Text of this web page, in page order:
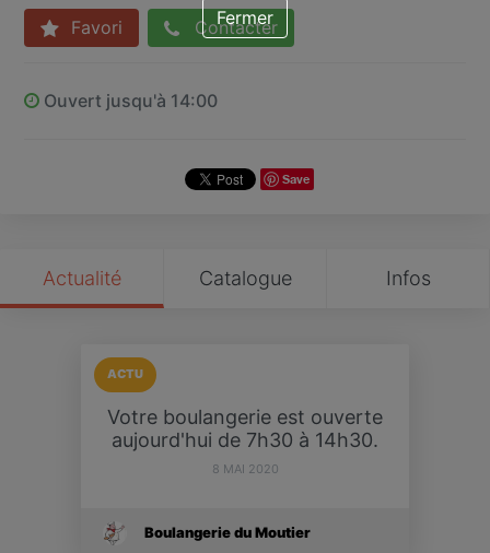
Favori Contacter
Ouvert jusqu'à 14:00
Save
Actualité Catalogue Infos
ACTU
Votre boulangerie est ouverte
aujourd'hui de 7h30 à 14h30.
8 MAI 2020
Boulangerie du Moutier
Fermer